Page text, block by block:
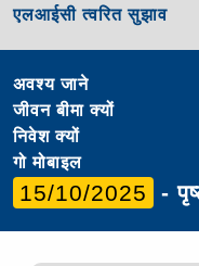
एलआईसी त्वरित सुझाव
अवश्य जाने
जीवन बीमा क्यों
निवेश क्यों
गो मोबाइल
15/10/2025 -